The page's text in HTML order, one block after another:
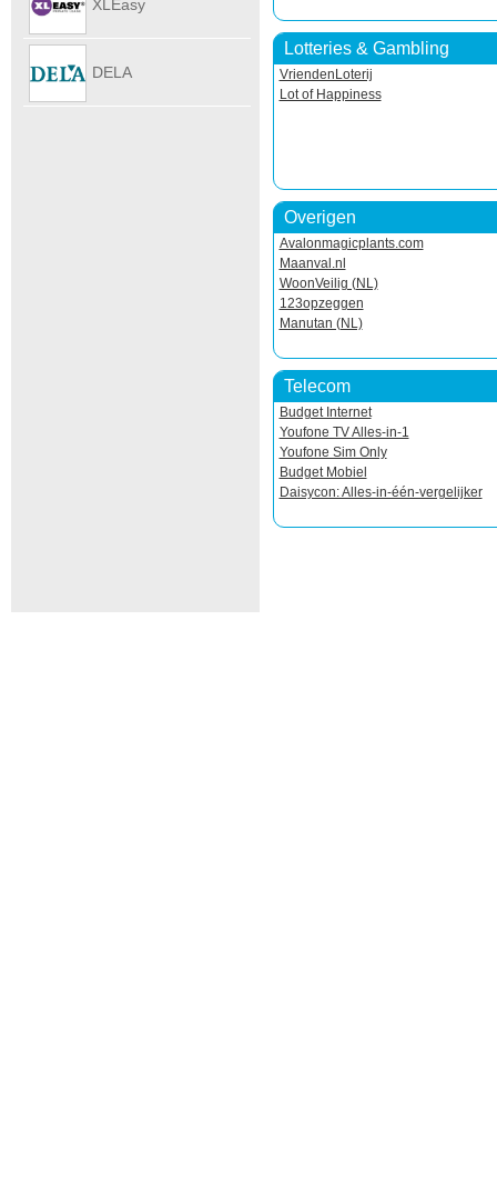
Lotteries & Gambling
VriendenLoterij
Lot of Happiness
Overigen
Avalonmagicplants.com
Maanval.nl
WoonVeilig (NL)
123opzeggen
Manutan (NL)
Telecom
Budget Internet
Youfone TV Alles-in-1
Youfone Sim Only
Budget Mobiel
Daisycon: Alles-in-één-vergelijker
XLEasy
DELA